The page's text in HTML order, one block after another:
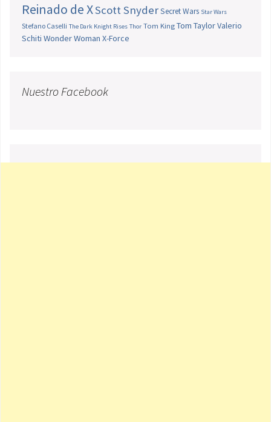
Reinado de XScott SnyderSecret Wars Star Wars
Stefano Caselli The Dark Knight Rises Thor Tom King Tom TaylorValerio
Schiti Wonder Woman X-Force
Nuestro Facebook